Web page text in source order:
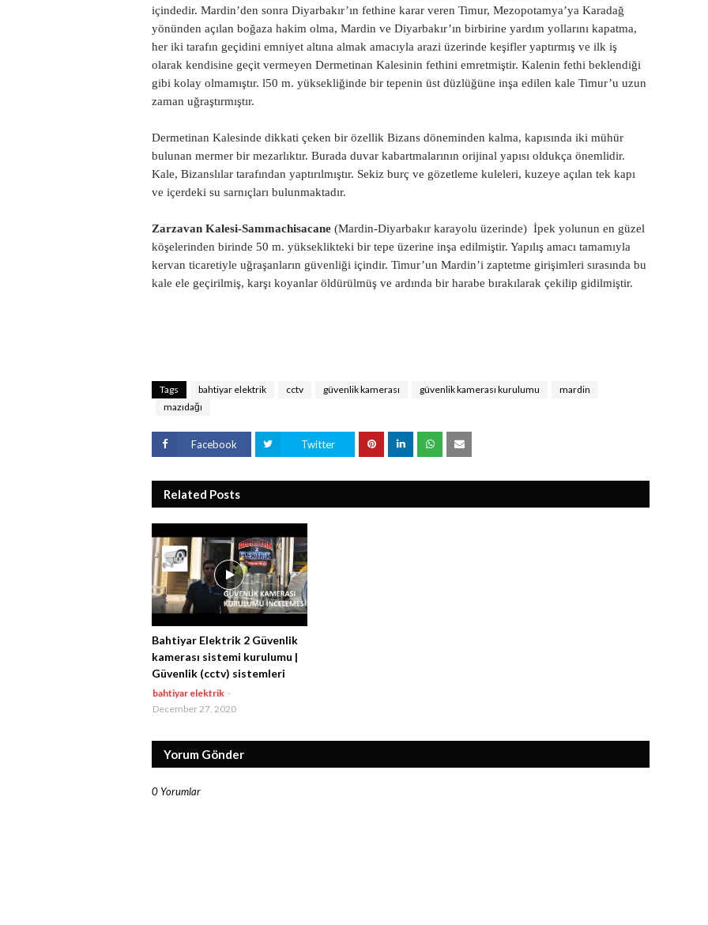
içindedir. Mardin’den sonra Diyarbakır’ın fethine karar veren Timur, Mezopotamya’ya Karadağ
yönünden açılan boğaza hakim olma, Mardin ve Diyarbakır’ın birbirine yardım yollarını kapatma,
her iki tarafın geçidini emniyet altına almak amacıyla arazi üzerinde keşifler yaptırmış ve ilk iş
olarak kendisine geçit vermeyen Dermetinan Kalesinin fethini emretmiştir. Kalenin fethi beklendiği
gibi kolay olmamıştır. l50 m. yüksekliğinde bir tepenin üst düzlüğüne inşa edilen kale Timur’u uzun
zaman uğraştırmıştır.
Dermetinan Kalesinde dikkati çeken bir özellik Bizans döneminden kalma, kapısında iki mühür
bulunan mermer bir mezarlıktır. Burada duvar kabartmalarının orijinal yapısı oldukça önemlidir.
Kale, Bizanslılar tarafından yaptırılmıştır. Sekiz burç ve gözetleme kuleleri, kuzeye açılan tek kapı
ve içerdeki su sarnıçları bulunmaktadır.
Zarzavan Kalesi-Sammachisacane (Mardin-Diyarbakır karayolu üzerinde) İpek yolunun en güzel
köşelerinden birinde 50 m. yükseklikteki bir tepe üzerine inşa edilmiştir. Yapılış amacı tamamıyla
kervan ticaretiyle uğraşanların güvenliği içindir. Timur’un Mardin’i zaptetme girişimleri sırasında bu
kale ele geçirilmiş, karşı koyanlar öldürülmüş ve ardında bir harabe bırakılarak çekilip gidilmiştir.
Tags bahtiyar elektrik cctv güvenlik kamerası güvenlik kamerası kurulumu
mardin
mazıdağı
Facebook Twitter
Related Posts
Bahtiyar Elektrik 2 Güvenlik
kamerası sistemi kurulumu |
Güvenlik (cctv) sistemleri
bahtiyar elektrik -
December 27, 2020
Yorum Gönder
0 Yorumlar